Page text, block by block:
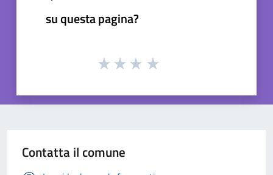
su questa pagina?
Contatta il comune